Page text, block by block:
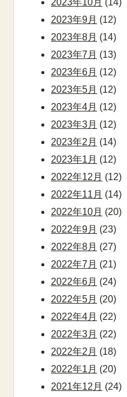
2023年10月 (14)
2023年9月 (12)
2023年8月 (14)
2023年7月 (13)
2023年6月 (12)
2023年5月 (12)
2023年4月 (12)
2023年3月 (12)
2023年2月 (14)
2023年1月 (12)
2022年12月 (12)
2022年11月 (14)
2022年10月 (20)
2022年9月 (23)
2022年8月 (27)
2022年7月 (21)
2022年6月 (24)
2022年5月 (20)
2022年4月 (22)
2022年3月 (22)
2022年2月 (18)
2022年1月 (20)
2021年12月 (24)